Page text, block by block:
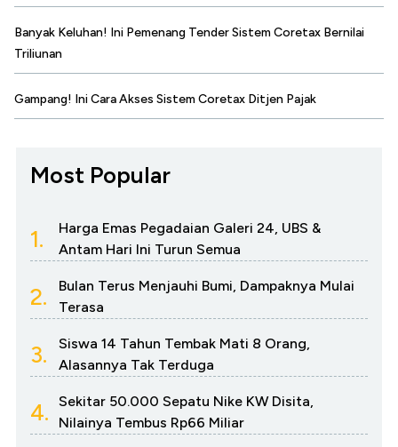
Banyak Keluhan! Ini Pemenang Tender Sistem Coretax Bernilai
Triliunan
Gampang! Ini Cara Akses Sistem Coretax Ditjen Pajak
Most Popular
1.
Harga Emas Pegadaian Galeri 24, UBS &
Antam Hari Ini Turun Semua
2.
Bulan Terus Menjauhi Bumi, Dampaknya Mulai
Terasa
3.
Siswa 14 Tahun Tembak Mati 8 Orang,
Alasannya Tak Terduga
4.
Sekitar 50.000 Sepatu Nike KW Disita,
Nilainya Tembus Rp66 Miliar